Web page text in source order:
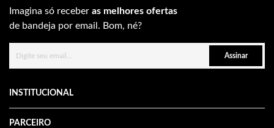
Imagina só receber as melhores ofertas
de bandeja por email. Bom, né?
Assinar
INSTITUCIONAL
PARCEIRO